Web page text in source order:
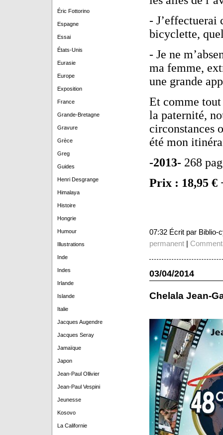
Éric Fottorino
Espagne
Essai
États-Unis
Eurasie
Europe
Exposition
France
Grande-Bretagne
Gravure
Grèce
Greg
Guides
Henri Desgrange
Himalaya
Histoire
Hongrie
Humour
Illustrations
Inde
Indes
Irlande
Islande
Italie
Jacques Augendre
Jacques Seray
Jamaïque
Japon
Jean-Paul Ollivier
Jean-Paul Vespini
Jeunesse
Kosovo
La Californie
- J’effectuerai
bicyclette,
- Je ne
ma femme,
une grande
Et comme
la paternité,
circonstances
été mon
-2013- 268
Prix : 18,95 €
07:32 Écrit par Biblio-
permanent|
03/04/2014
Chelala Jean-